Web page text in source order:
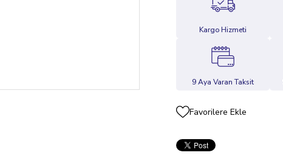
Kargo Hizmeti
9 Aya Varan Taksit
Favorilere Ekle